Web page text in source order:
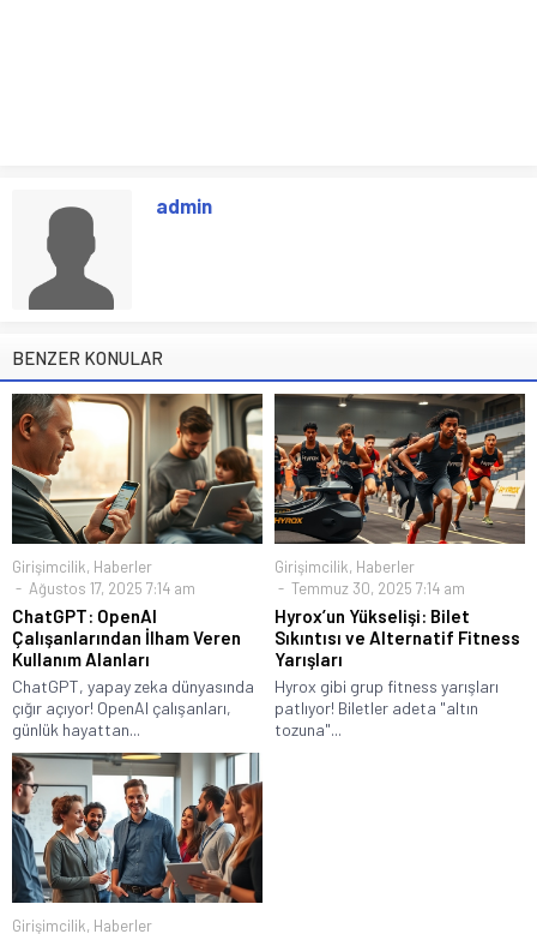
admin
BENZER KONULAR
Girişimcilik, Haberler
Ağustos 17, 2025 7:14 am
ChatGPT: OpenAI
Çalışanlarından İlham Veren
Kullanım Alanları
ChatGPT, yapay zeka dünyasında
çığır açıyor! OpenAI çalışanları,
günlük hayattan...
Girişimcilik, Haberler
Temmuz 30, 2025 7:14 am
Hyrox’un Yükselişi: Bilet
Sıkıntısı ve Alternatif Fitness
Yarışları
Hyrox gibi grup fitness yarışları
patlıyor! Biletler adeta "altın
tozuna"...
Girişimcilik, Haberler